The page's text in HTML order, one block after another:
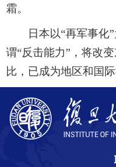
霜。
日本以“再军事化
谓“反击能力”，将改
比，已成为地区和国